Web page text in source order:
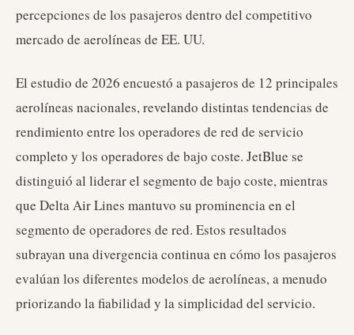
percepciones de los pasajeros dentro del competitivo
mercado de aerolíneas de EE. UU.
El estudio de 2026 encuestó a pasajeros de 12 principales
aerolíneas nacionales, revelando distintas tendencias de
rendimiento entre los operadores de red de servicio
completo y los operadores de bajo coste. JetBlue se
distinguió al liderar el segmento de bajo coste, mientras
que Delta Air Lines mantuvo su prominencia en el
segmento de operadores de red. Estos resultados
subrayan una divergencia continua en cómo los pasajeros
evalúan los diferentes modelos de aerolíneas, a menudo
priorizando la fiabilidad y la simplicidad del servicio.